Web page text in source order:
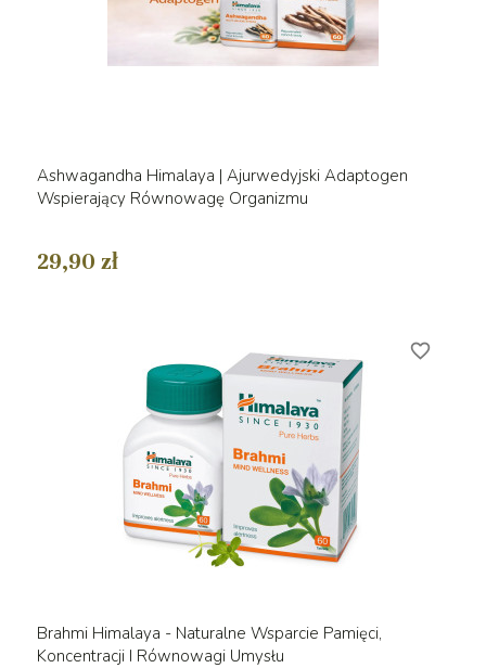
Ashwagandha Himalaya | Ajurwedyjski Adaptogen
Wspierający Równowagę Organizmu
29,90 zł
Brahmi Himalaya - Naturalne Wsparcie Pamięci,
Koncentracji I Równowagi Umysłu
favorite_border